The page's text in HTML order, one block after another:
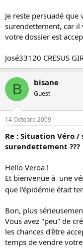
Je reste persuadé
surendettement, car il
votre dossier est
José33120 CRESUS
B bisane
Guest
14 Octobre 2009
Re : Situation Véro
surendettement ???
Hello Veroa !
Et bienvenue à une
que l'épidémie était
Bon, plus
Vous avez "peu" de
les chances d'être
temps de vendre